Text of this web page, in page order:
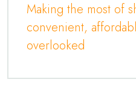
Making the most of
convenient,
overlooked